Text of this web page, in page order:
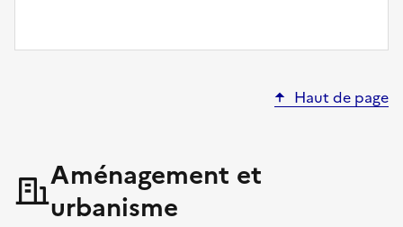
Haut de page
Aménagement et
urbanisme